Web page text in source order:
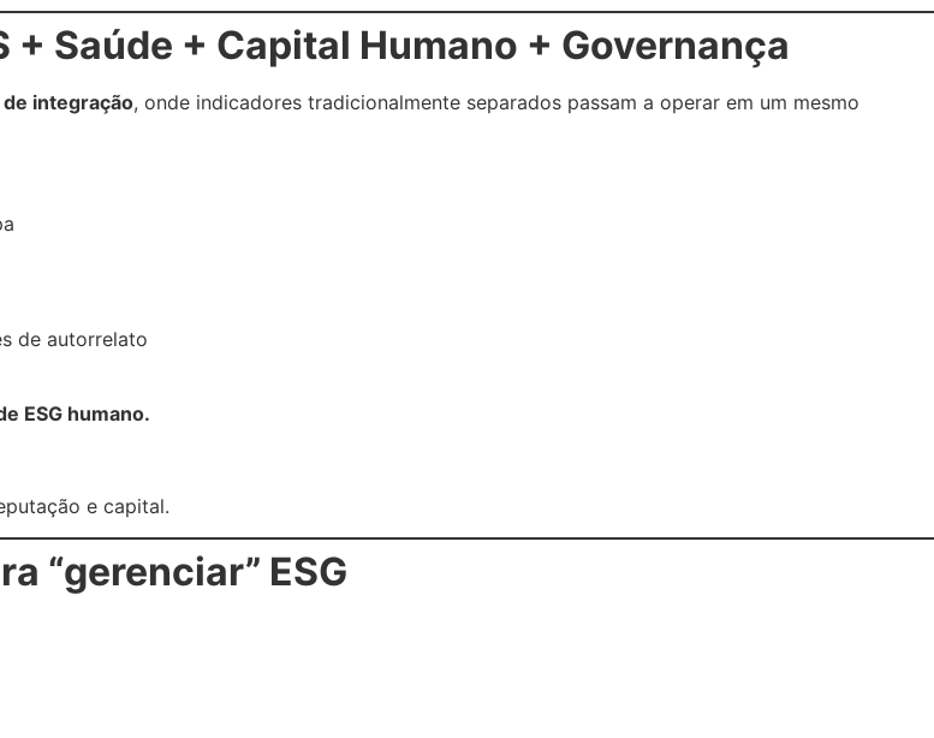
+ Saúde + Capital Humano + Governança
integração, onde indicadores tradicionalmente separados passam a operar em um mesmo
de autorrelato
ESG humano.
e capital.
“gerenciar” ESG